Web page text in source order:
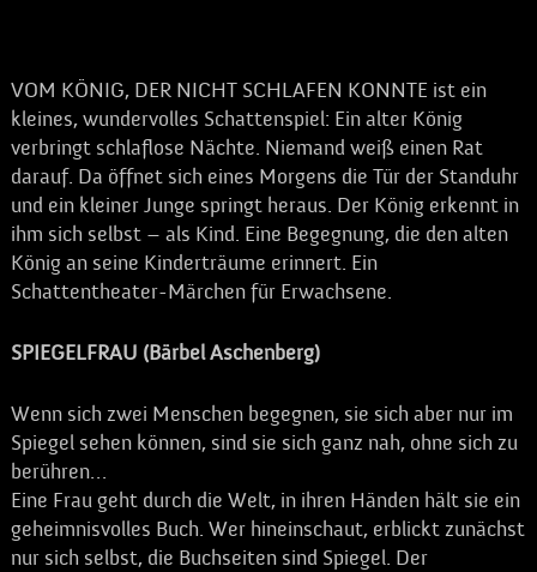
VOM KÖNIG, DER NICHT SCHLAFEN KONNTE ist ein
kleines, wundervolles Schattenspiel: Ein alter König
verbringt schlaflose Nächte. Niemand weiß einen Rat
darauf. Da öffnet sich eines Morgens die Tür der Standuhr
und ein kleiner Junge springt heraus. Der König erkennt in
ihm sich selbst – als Kind. Eine Begegnung, die den alten
König an seine Kinderträume erinnert. Ein
Schattentheater-Märchen für Erwachsene.
SPIEGELFRAU (Bärbel Aschenberg)
Wenn sich zwei Menschen begegnen, sie sich aber nur im
Spiegel sehen können, sind sie sich ganz nah, ohne sich zu
berühren…
Eine Frau geht durch die Welt, in ihren Händen hält sie ein
geheimnisvolles Buch. Wer hineinschaut, erblickt zunächst
nur sich selbst, die Buchseiten sind Spiegel. Der